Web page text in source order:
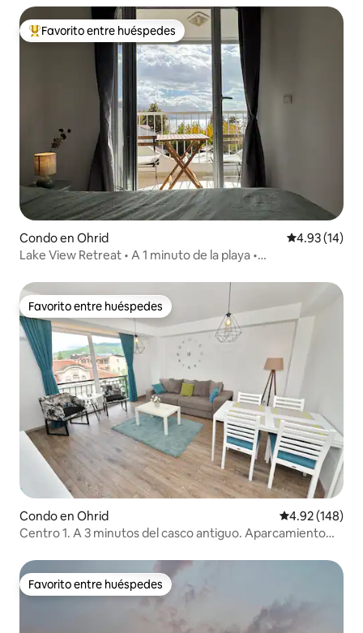
Favorito entre huéspedes preferido
Favorito entre huéspedes
Condo en Ohrid Calificación
4.93 (14)
Lake View Retreat • A 1 minuto de la playa •
Favorito entre huéspedes
Favorito entre huéspedes
Condo en Ohrid Calificación
4.92 (148)
Centro 1. A 3 minutos del casco antiguo. Aparcamiento
Favorito entre huéspedes
Favorito entre huéspedes